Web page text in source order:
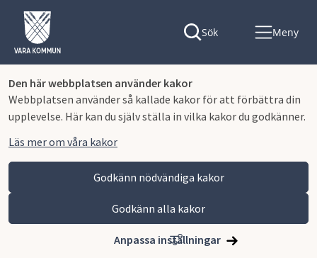
Den här webbplatsen använder kakor
Webbplatsen använder så kallade kakor för att förbättra din
upplevelse. Här kan du själv ställa in vilka kakor du godkänner.
Läs mer om våra kakor
Godkänn nödvändiga kakor
Godkänn alla kakor
Anpassa inställningar
Sök Meny
Vara kommun Omsorg och stöd
Ekonomiskt stöd
Bostadstillägg för pensionärer